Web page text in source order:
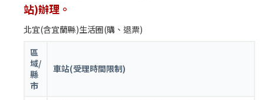
站)辦理。
北宜(含宜蘭縣)生活圈(購、退票)
區
域/
縣
市
車站(受理時間限制)